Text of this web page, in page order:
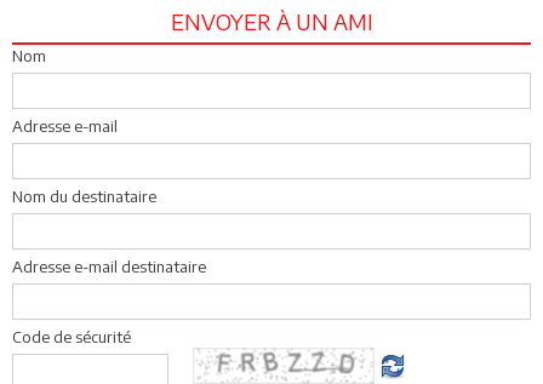
ENVOYER À UN AMI
Nom
Adresse e-mail
Nom du destinataire
Adresse e-mail destinataire
Code de sécurité